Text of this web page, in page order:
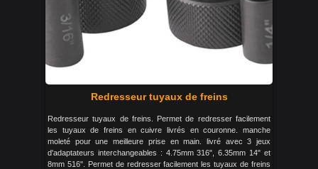
Redresseur tuyaux de freins
Redresseur tuyaux de freins. Permet de redresser facilement
les tuyaux de freins en cuivre livrés en couronne. manche
moleté pour une meilleure prise en main. livré avec 3 jeux
d'adaptateurs interchangeables : 4.75mm 316", 6.35mm 14" et
8mm 516". Permet de redresser facilement les tuyaux de freins